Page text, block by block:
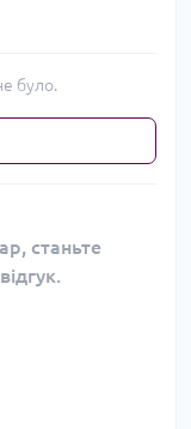
було.
станьте